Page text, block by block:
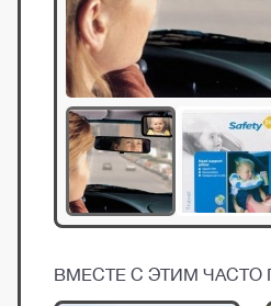
ВМЕСТЕ С ЭТИМ ЧАСТО